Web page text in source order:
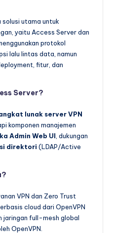
solusi utama untuk
yaitu Access Server dan
protokol
lalu lintas data, namun
fitur, dan
Server?
lunak server VPN
komponen manajemen
Admin Web UI , dukungan
direktori (LDAP/Active
VPN dan Zero Trust
cloud dari OpenVPN
jaringan full-mesh global
OpenVPN.